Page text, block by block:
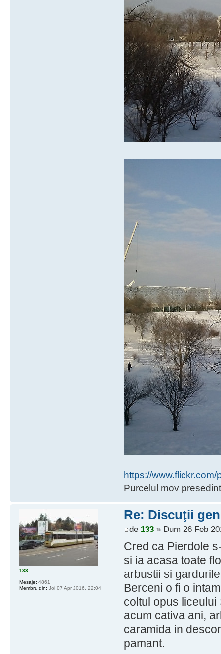
https://
Purcelul mov
Re: Discuţii
de 133» Dum 26 Feb
Cred ca Pierdole
si ia acasa toate
arbustii si
Berceni o fi o
coltul opus
acum cativa ani,
caramida in
pamant.
133
Mesaje: 4861
Membru din: Joi 07 Apr 2016, 22:04